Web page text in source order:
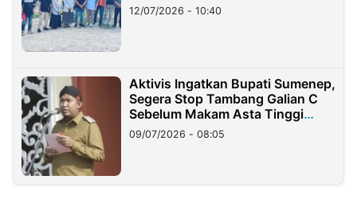
12/07/2026 - 10:40
Aktivis Ingatkan Bupati Sumenep,
Segera Stop Tambang Galian C
Sebelum Makam Asta Tinggi
Longsor
09/07/2026 - 08:05